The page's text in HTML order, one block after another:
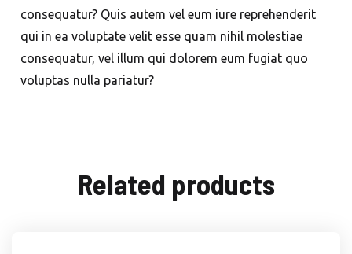
consequatur? Quis autem vel eum iure reprehenderit
qui in ea voluptate velit esse quam nihil molestiae
consequatur, vel illum qui dolorem eum fugiat quo
voluptas nulla pariatur?
Related products